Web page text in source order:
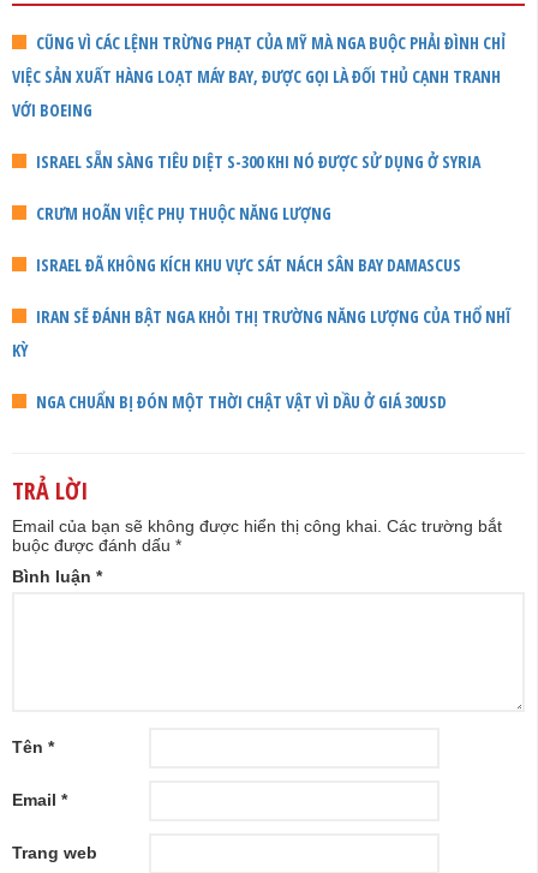
CŨNG VÌ CÁC LỆNH TRỪNG PHẠT CỦA MỸ MÀ NGA BUỘC PHẢI ĐÌNH CHỈ
VIỆC SẢN XUẤT HÀNG LOẠT MÁY BAY, ĐƯỢC GỌI LÀ ĐỐI THỦ CẠNH TRANH
VỚI BOEING
ISRAEL SẴN SÀNG TIÊU DIỆT S-300 KHI NÓ ĐƯỢC SỬ DỤNG Ở SYRIA
CRƯM HOÃN VIỆC PHỤ THUỘC NĂNG LƯỢNG
ISRAEL ĐÃ KHÔNG KÍCH KHU VỰC SÁT NÁCH SÂN BAY DAMASCUS
IRAN SẼ ĐÁNH BẬT NGA KHỎI THỊ TRƯỜNG NĂNG LƯỢNG CỦA THỔ NHĨ
KỲ
NGA CHUẨN BỊ ĐÓN MỘT THỜI CHẬT VẬT VÌ DẦU Ở GIÁ 30USD
TRẢ LỜI
Email của bạn sẽ không được hiển thị công khai. Các trường bắt
buộc được đánh dấu *
Bình luận *
Tên *
Email *
Trang web